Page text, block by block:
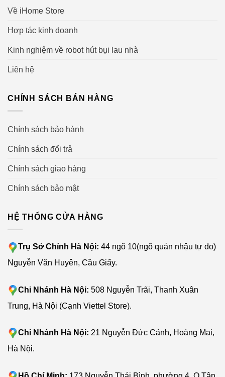
Về iHome Store
Hợp tác kinh doanh
Kinh nghiệm về robot hút bụi lau nhà
Liên hệ
CHÍNH SÁCH BÁN HÀNG
Chính sách bảo hành
Chính sách đổi trả
Chính sách giao hàng
Chính sách bảo mật
HỆ THỐNG CỬA HÀNG
Trụ Sở Chính Hà Nội: 44 ngõ 10(ngõ quán nhậu tự do)
Nguyễn Văn Huyên, Cầu Giấy.
Chi Nhánh Hà Nội: 508 Nguyễn Trãi, Thanh Xuân
Trung, Hà Nội (Cạnh Viettel Store).
Chi Nhánh Hà Nội: 21 Nguyễn Đức Cảnh, Hoàng Mai,
Hà Nội.